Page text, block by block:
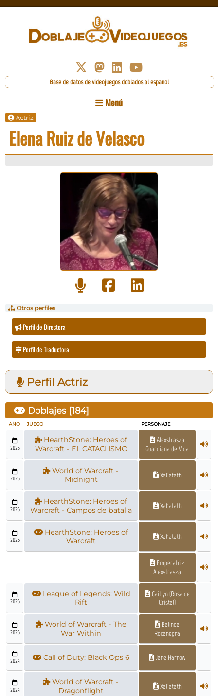
Base de datos de videojuegos doblados al español
Menú
Actriz
Elena Ruiz de Velasco
Otros perfiles
Perfil de Directora
Perfil de Traductora
Perfil Actriz
Doblajes [184]
AÑO JUEGO PERSONAJE
2026
HearthStone: Heroes of
Warcraft - EL CATACLISMO
Alexstrasza
Guardiana de Vida
2026
World of Warcraft -
Midnight
Xal'atath
2025
HearthStone: Heroes of
Warcraft - Campos de batalla
Xal'atath
2025
HearthStone: Heroes of
Warcraft
Xal'atath
Emperatriz
Alexstrasza
2025
League of Legends: Wild
Rift
Caitlyn (Rosa de
Cristal)
2025
World of Warcraft - The
War Within
Balinda
Rocanegra
2024 Call of Duty: Black Ops 6 Jane Harrow
2024
World of Warcraft -
Dragonflight
Xal'atath